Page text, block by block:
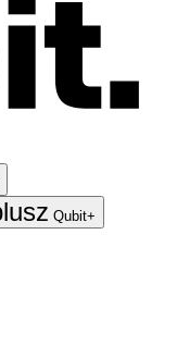
Qubit+